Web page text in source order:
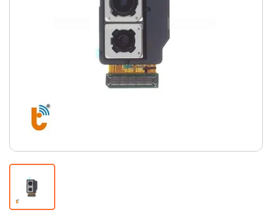
Thay pin
Pin Samsumg
Pin Realme